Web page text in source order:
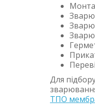
Для
ТПО